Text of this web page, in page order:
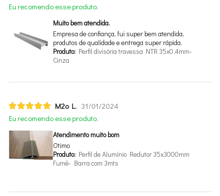
Eu recomendo esse produto.
Muito bem atendida.
Empresa de confiança, fui super bem atendida,
produtos de qualidade e entrega super rápida.
Produto:Perfil divisória travessa NTR 35x0,4mm-
Cinza
M2o L. 31/01/2024
Eu recomendo esse produto.
Atendimento muito bom
Otimo
Produto:Perfil de Alumínio Redutor 35x3000mm
Fumê- Barra com 3mts